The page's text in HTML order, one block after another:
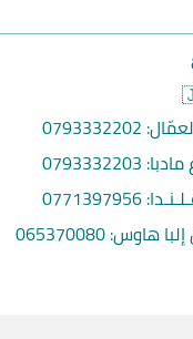
0793332202
0793332203
0771397956
هاوس:
065370080